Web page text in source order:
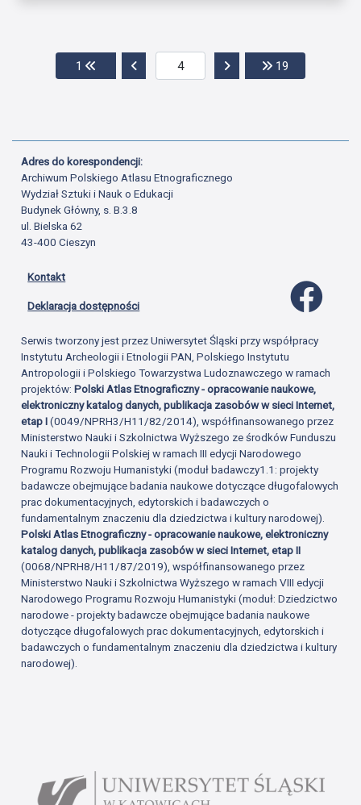
1 Przejdź do pierwszej strony
Przejdź do poprzedniej strony
Przejdź do następnej
19
Adres do korespondencji:
Archiwum Polskiego Atlasu Etnograficznego
Wydział Sztuki i Nauk o Edukacji
Budynek Główny, s. B.3.8
ul. Bielska 62
43-400 Cieszyn
Kontakt
Deklaracja dostępności
Serwis tworzony jest przez Uniwersytet Śląski przy współpracy
Instytutu Archeologii i Etnologii PAN, Polskiego Instytutu
Antropologii i Polskiego Towarzystwa Ludoznawczego w ramach
projektów:Polski Atlas Etnograficzny - opracowanie naukowe,
elektroniczny katalog danych, publikacja zasobów w sieci Internet,
etap I(0049/NPRH3/H11/82/2014), współfinansowanego przez
Ministerstwo Nauki i Szkolnictwa Wyższego ze środków Funduszu
Nauki i Technologii Polskiej w ramach III edycji Narodowego
Programu Rozwoju Humanistyki (moduł badawczy1.1: projekty
badawcze obejmujące badania naukowe dotyczące długofalowych
prac dokumentacyjnych, edytorskich i badawczych o
fundamentalnym znaczeniu dla dziedzictwa i kultury narodowej).
Polski Atlas Etnograficzny - opracowanie naukowe, elektroniczny
katalog danych, publikacja zasobów w sieci Internet, etap II
(0068/NPRH8/H11/87/2019), współfinansowanego przez
Ministerstwo Nauki i Szkolnictwa Wyższego w ramach VIII edycji
Narodowego Programu Rozwoju Humanistyki (moduł: Dziedzictwo
narodowe - projekty badawcze obejmujące badania naukowe
dotyczące długofalowych prac dokumentacyjnych, edytorskich i
badawczych o fundamentalnym znaczeniu dla dziedzictwa i kultury
narodowej).